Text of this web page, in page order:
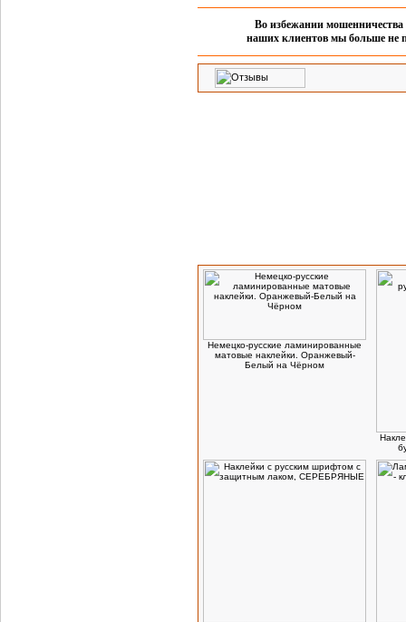
Во избежании мошенничества
наших клиентов мы больше не
Немецко-русские ламинированные
матовые наклейки. Оранжевый-
Белый на Чёрном